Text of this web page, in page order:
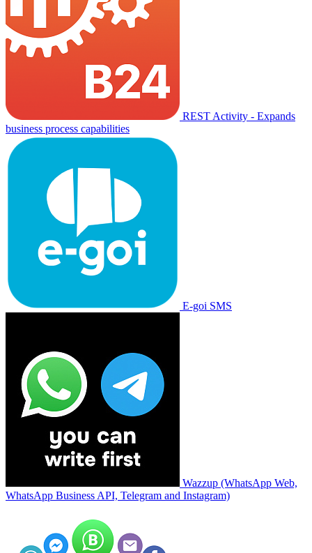
REST Activity - Expands
business process capabilities
E-goi SMS
Wazzup (WhatsApp Web,
WhatsApp Business API, Telegram and Instagram)